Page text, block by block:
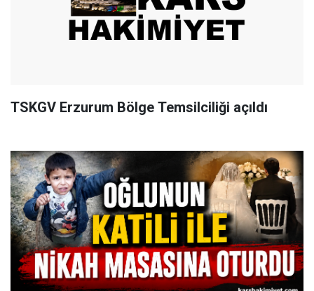
TSKGV Erzurum Bölge Temsilciliği açıldı